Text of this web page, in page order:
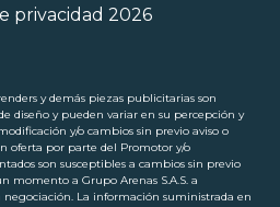
privacidad 2026
y demás piezas publicitarias son
diseño y pueden variar en su percepción y
y/o cambios sin previo aviso o
oferta por parte del Promotor y/o
son susceptibles a cambios sin previo
momento a Grupo Arenas S.A.S. a
La información suministrada en